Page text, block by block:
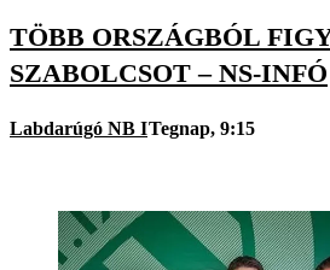
TÖBB ORSZÁGBÓL
SZABOLCSOT – NS-INFÓ
Labdarúgó NB ITegnap, 9:15